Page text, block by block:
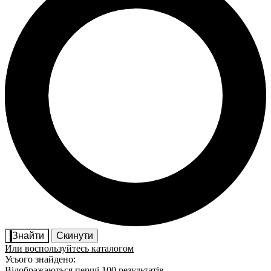
Знайти
Скинути
Или воспользуйтесь каталогом
Усього знайдено: